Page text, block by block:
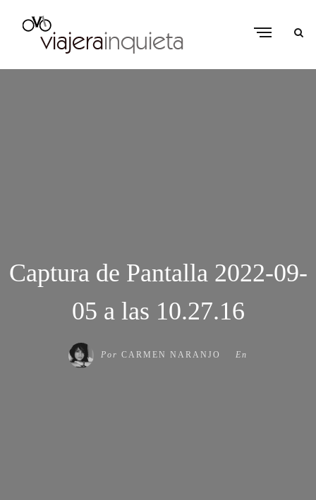
Captura de Pantalla 2022-09-
05 a las 10.27.16
Por CARMEN NARANJO En